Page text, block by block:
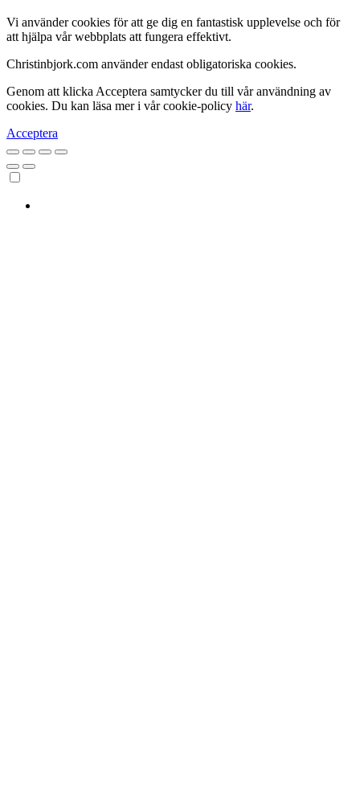
Vi använder cookies för att ge dig en fantastisk upplevelse och för
att hjälpa vår webbplats att fungera effektivt.
Christinbjork.com använder endast obligatoriska cookies.
Genom att klicka Acceptera samtycker du till vår användning av
cookies. Du kan läsa mer i vår cookie-policy här.
Acceptera